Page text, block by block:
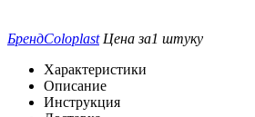
БрендColoplast Цена за1 штуку
Характеристики
Описание
Инструкция